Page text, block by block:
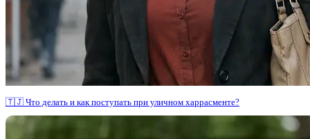
🇹🇯 Что делать и как поступать при уличном харрасменте?